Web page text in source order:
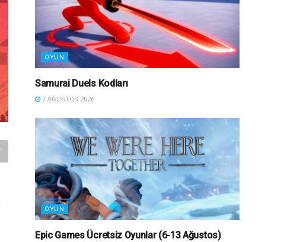
OYUN
Samurai Duels Kodları
7 AĞUSTOS 2026
OYUN
Epic Games Ücretsiz Oyunlar (6-13 Ağustos)